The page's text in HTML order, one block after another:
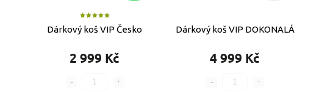
Dárkový koš VIP Česko
2 999 Kč
Dárkový koš VIP DOKONALÁ
4 999 Kč